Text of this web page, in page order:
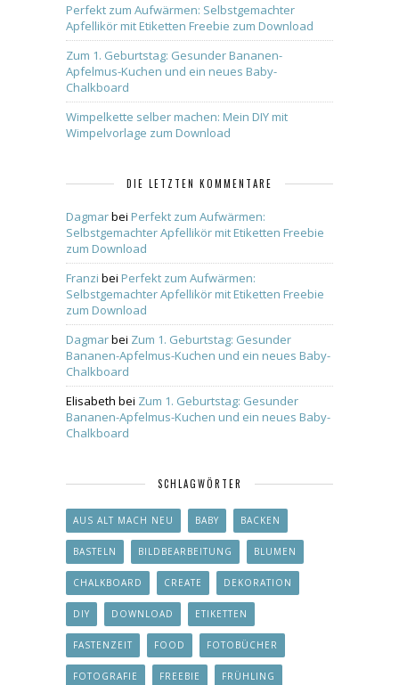
Perfekt zum Aufwärmen: Selbstgemachter
Apfellikör mit Etiketten Freebie zum Download
Zum 1. Geburtstag: Gesunder Bananen-
Apfelmus-Kuchen und ein neues Baby-
Chalkboard
Wimpelkette selber machen: Mein DIY mit
Wimpelvorlage zum Download
DIE LETZTEN KOMMENTARE
Dagmarbei Perfekt zum Aufwärmen:
Selbstgemachter Apfellikör mit Etiketten Freebie
zum Download
Franzi bei Perfekt zum Aufwärmen:
Selbstgemachter Apfellikör mit Etiketten Freebie
zum Download
Dagmarbei Zum 1. Geburtstag: Gesunder
Bananen-Apfelmus-Kuchen und ein neues Baby-
Chalkboard
Elisabeth bei Zum 1. Geburtstag: Gesunder
Bananen-Apfelmus-Kuchen und ein neues Baby-
Chalkboard
SCHLAGWÖRTER
AUS ALT MACH NEU BABY BACKEN
BASTELN BILDBEARBEITUNG BLUMEN
CHALKBOARD CREATE DEKORATION
DIY DOWNLOAD ETIKETTEN
FASTENZEIT FOOD FOTOBÜCHER
FOTOGRAFIE FREEBIE FRÜHLING